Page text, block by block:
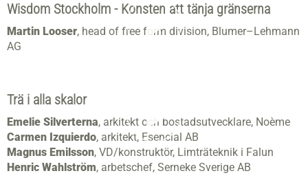
Wisdom Stockholm - Konsten att tänja gränserna
Martin Looser, head of free form division, Blumer–Lehmann
AG
Trä i alla skalor
Emelie Silverterna, arkitekt och bostadsutvecklare, Noème
Carmen Izquierdo, arkitekt, Esencial AB
Magnus Emilsson, VD/konstruktör, Limträteknik i Falun
Henric Wahlström, arbetschef, Serneke Sverige AB